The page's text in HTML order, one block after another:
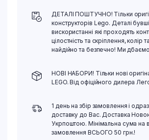
ДЕТАЛІ ПОШТУЧНО! Тільки
конструкторів Lego. Деталі
вискористанні які проходять
цілостність та скріплення, колір
найдійно та безпечно! Ми
НОВІ НАБОРИ! Тільки нові
LEGO. Від офіційного дилера
1 день на збір замовлення і
доставку до Вас. Доставка
Укрпоштою. Мінімальна сума на
замовлення ВСЬОГО 50 грн.!